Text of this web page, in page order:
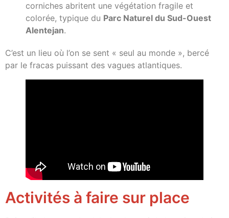
corniches abritent une végétation fragile et
colorée, typique du Parc Naturel du Sud-Ouest
Alentejan.
C’est un lieu où l’on se sent « seul au monde », bercé
par le fracas puissant des vagues atlantiques.
Activités à faire sur place